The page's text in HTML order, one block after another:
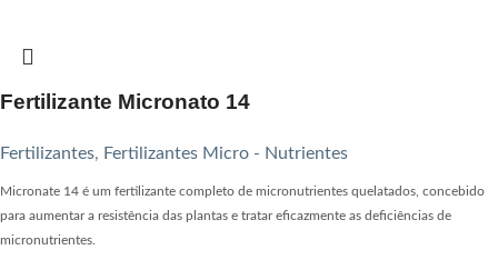
Fertilizante Micronato 14
Fertilizantes, Fertilizantes Micro - Nutrientes
Micronate 14 é um fertilizante completo de micronutrientes quelatados, concebido
para aumentar a resistência das plantas e tratar eficazmente as deficiências de
micronutrientes.